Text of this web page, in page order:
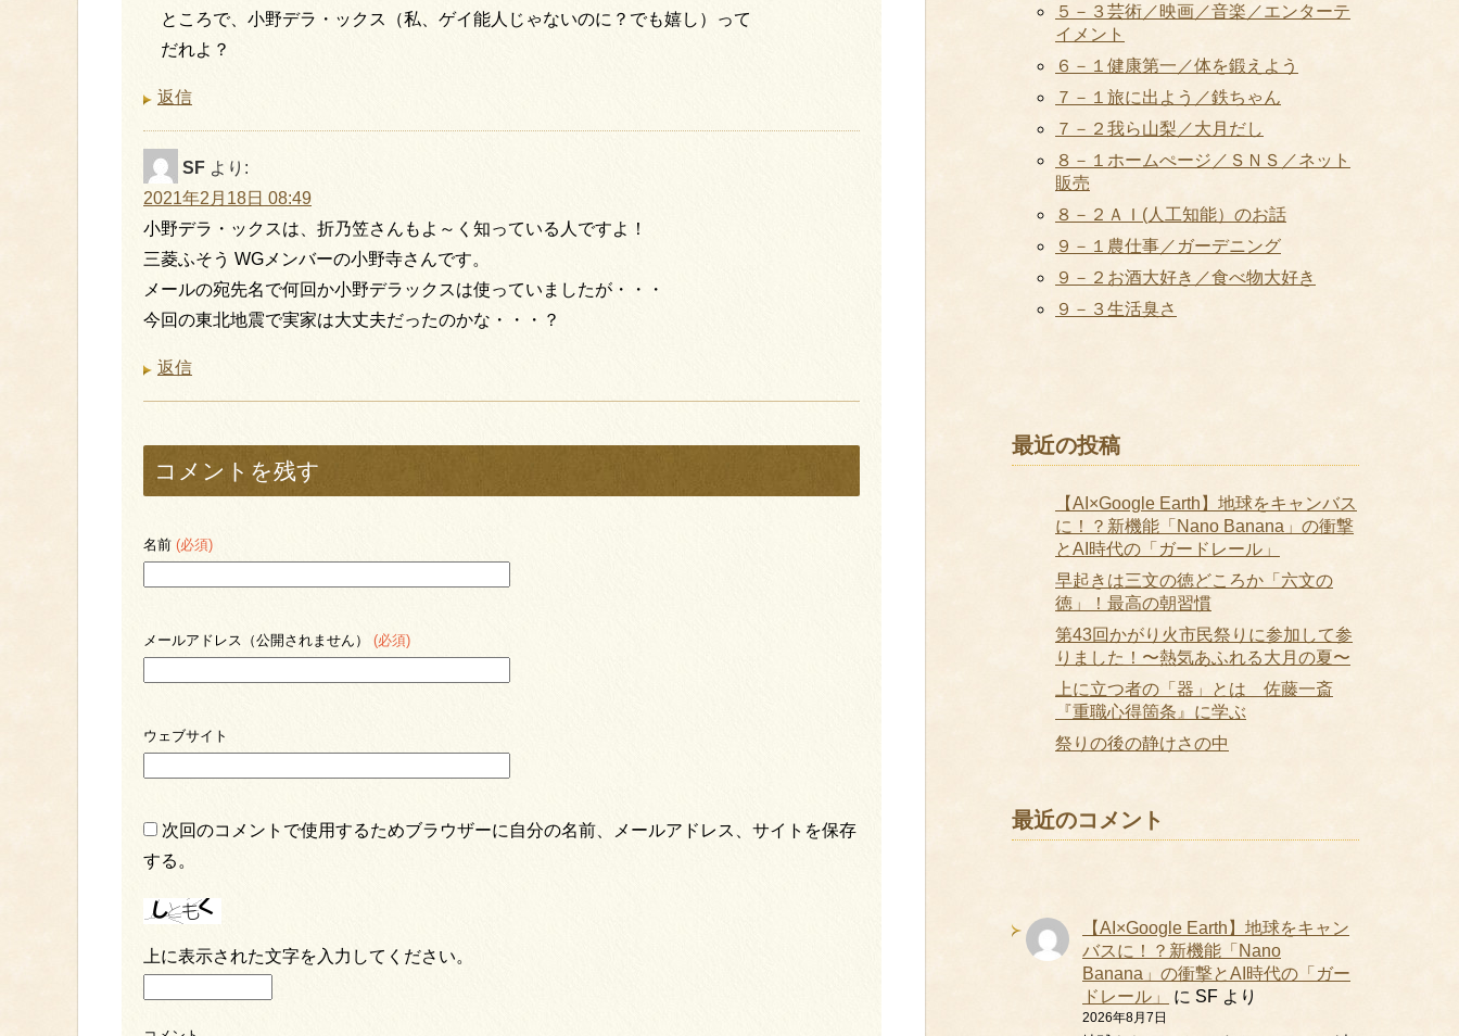
ところで、小野デラ・ックス（私、ゲイ能人じゃないのに？でも嬉し）って
だれよ？
返信
SF より:
2021年2月18日 08:49
小野デラ・ックスは、折乃笠さんもよ～く知っている人ですよ！
三菱ふそう WGメンバーの小野寺さんです。
メールの宛先名で何回か小野デラックスは使っていましたが・・・
今回の東北地震で実家は大丈夫だったのかな・・・？
返信
コメントを残す
名前 (必須)
メールアドレス（公開されません） (必須)
ウェブサイト
次回のコメントで使用するためブラウザーに自分の名前、メールアドレス、サイトを保存
する。
上に表示された文字を入力してください。
５－３芸術／映画／音楽／エンターテ
イメント
６－１健康第一／体を鍛えよう
７－１旅に出よう／鉄ちゃん
７－２我ら山梨／大月だし
８－１ホームぺージ／ＳＮＳ／ネット
販売
８－２ＡＩ(人工知能）のお話
９－１農仕事／ガーデニング
９－２お酒大好き／食べ物大好き
９－３生活臭さ
最近の投稿
【AI×Google Earth】地球をキャンバス
に！？新機能「Nano Banana」の衝撃
とAI時代の「ガードレール」
早起きは三文の徳どころか「六文の
徳」！最高の朝習慣
第43回かがり火市民祭りに参加して参
りました！〜熱気あふれる大月の夏〜
上に立つ者の「器」とは 佐藤一斎
『重職心得箇条』に学ぶ
祭りの後の静けさの中
最近のコメント
【AI×Google Earth】地球をキャン
バスに！？新機能「Nano
Banana」の衝撃とAI時代の「ガー
ドレール」
に SF より
2026年8月7日